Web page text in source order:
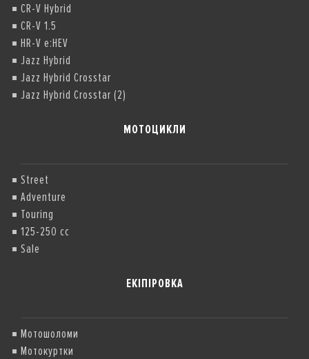
CR-V Hybrid
CR-V 1.5
HR-V e:HEV
Jazz Hybrid
Jazz Hybrid Crosstar
Jazz Hybrid Crosstar (2)
МОТОЦИКЛИ
Street
Adventure
Touring
125-250 cc
Sale
ЕКІПІРОВКА
Мотошоломи
Мотокуртки